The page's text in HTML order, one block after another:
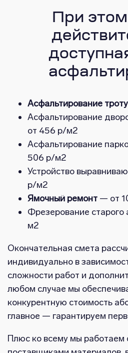
При этом
Асфальтирование
Асфальтирование
от 456 р/м2
Асфальтирование
506 р/м2
Устройство
р/м2
Ямочный ремонт — от
Фрезерование
м2
Окончательная смета
индивидуально в
сложности работ и
любом случае мы
конкурентную стоимость
главное — гарантируем
Плюс ко всему мы работаем